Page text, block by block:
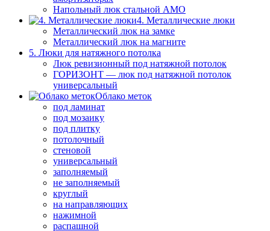
Напольный люк стальной АМО
4. Металлические люки
Металлический люк на замке
Металлический люк на магните
5. Люки для натяжного потолка
Люк ревизионный под натяжной потолок
ГОРИЗОНТ — люк под натяжной потолок
универсальный
Облако меток
под ламинат
под мозаику
под плитку
потолочный
стеновой
универсальный
заполняемый
не заполняемый
круглый
на направляющих
нажимной
распашной